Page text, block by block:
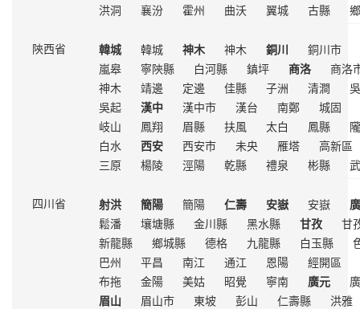
洪洞
襄汾 霍州 曲沃 翼城 古縣
陝西省 韓城 韓城 神木 神木 銅川
銅川市
嵐皋
寧陝縣 白河縣 鎮坪 商洛
商洛
神木
靖邊 定邊 佳縣 子洲 清澗
吳起
漢中 漢中市 漢台 南鄭
城固
岐山
鳳翔 眉縣 扶風 太白 鳳縣
白水
西安 西安市 未央 雁塔
高新區
三原
楊陵 涇陽 乾縣 禮泉 彬縣
四川省 射洪 簡陽 簡陽 仁壽 安嶽 安嶽
鬆潘
壤塘縣 金川縣 黑水縣 甘孜
甘
新龍縣
鄉城縣 德格 九龍縣 白玉縣
巴州
平昌 南江 通江 恩陽
經開區
布拖
金陽 美姑 昭覺 寧南 廣元
眉山
眉山市 東坡 彭山 仁壽縣
洪雅